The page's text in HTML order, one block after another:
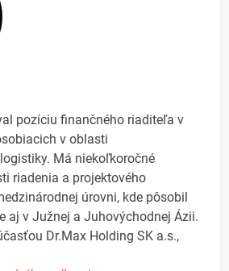
pozíciu finančného riaditeľa v
v oblasti
Má niekoľkoročné
riadenia a projektového
úrovni, kde pôsobil
aj v Južnej a Juhovýchodnej Ázii.
Dr.Max Holding SK a.s.,